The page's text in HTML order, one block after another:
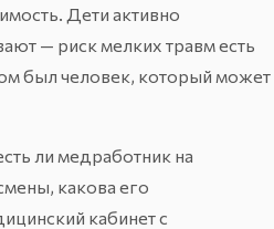
Дети активно
— риск мелких травм есть
был человек, который может
ли медработник на
какова его
кабинет с